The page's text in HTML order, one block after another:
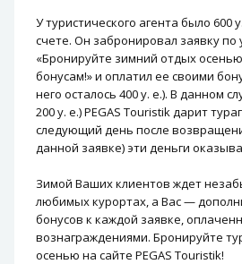
У туристического агента было 600
счете. Он забронировал заявку по
«Бронируйте зимний отдых
бонусам!» и оплатил ее своими
него осталось 400 у. е.). В данном
200 у. е.) PEGAS Touristik дарит
следующий день после
данной заявке) эти деньги
Зимой Ваших клиентов ждет
любимых курортах, а Вас —
бонусов к каждой заявке,
вознаграждениями. Бронируйте
осенью на сайте PEGAS Touristik!